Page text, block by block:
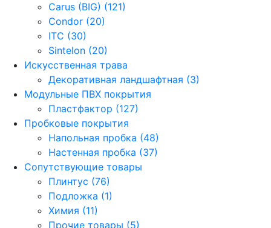
Carus (BIG) (121)
Condor (20)
ITC (30)
Sintelon (20)
Искусственная трава
Декоративная ландшафтная (3)
Модульные ПВХ покрытия
Пластфактор (127)
Пробковые покрытия
Напольная пробка (48)
Настенная пробка (37)
Сопутствующие товары
Плинтус (76)
Подложка (1)
Химия (11)
Прочие товары (5)